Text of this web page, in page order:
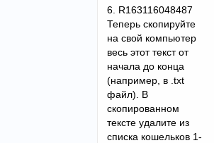
6. R163116048487
Теперь скопируйте
на свой компьютер
весь этот текст от
начала до конца
(например, в .txt
файл). В
скопированном
тексте удалите из
списка кошельков 1-